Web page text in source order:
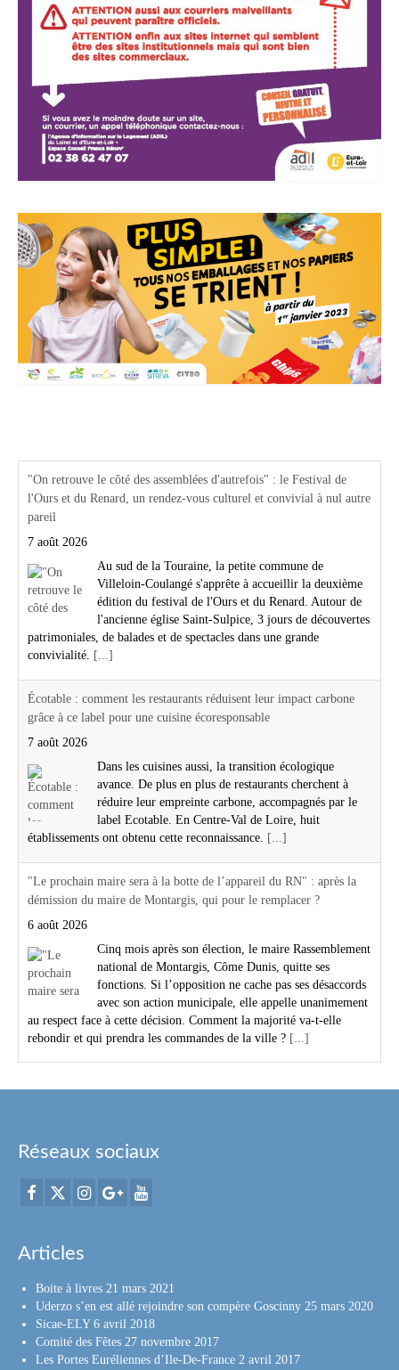
"On retrouve le côté des assemblées d'autrefois" : le Festival de
l'Ours et du Renard, un rendez-vous culturel et convivial à nul autre
pareil
7 août 2026
Au sud de la Touraine, la petite commune de
Villeloin-Coulangé s'apprête à accueillir la deuxième
édition du festival de l'Ours et du Renard. Autour de
l'ancienne église Saint-Sulpice, 3 jours de découvertes
patrimoniales, de balades et de spectacles dans une grande
convivialité. [...]
Écotable : comment les restaurants réduisent leur impact carbone
grâce à ce label pour une cuisine écoresponsable
7 août 2026
Dans les cuisines aussi, la transition écologique
avance. De plus en plus de restaurants cherchent à
réduire leur empreinte carbone, accompagnés par le
label Ecotable. En Centre-Val de Loire, huit
établissements ont obtenu cette reconnaissance. [...]
"Le prochain maire sera à la botte de l’appareil du RN" : après la
démission du maire de Montargis, qui pour le remplacer ?
6 août 2026
Cinq mois après son élection, le maire Rassemblement
national de Montargis, Côme Dunis, quitte ses
fonctions. Si l’opposition ne cache pas ses désaccords
avec son action municipale, elle appelle unanimement
au respect face à cette décision. Comment la majorité va-t-elle
rebondir et qui prendra les commandes de la ville ? [...]
Réseaux sociaux
Articles
Boite à livres 21 mars 2021
Uderzo s’en est allé rejoindre son compère Goscinny 25 mars 2020
Sicae-ELY 6 avril 2018
Comité des Fêtes 27 novembre 2017
Les Portes Euréliennes d’Ile-De-France 2 avril 2017